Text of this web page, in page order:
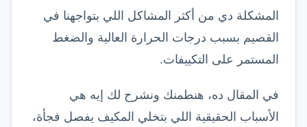
المشكلة دي من أكثر المشاكل اللي بتواجهنا في
القصيم بسبب درجات الحرارة العالية والضغط
المستمر على التكييفات.
في المقال ده، هنطمنك ونشرح لك إيه هي
الأسباب الحقيقية اللي بتخلي المكيف يفصل فجأة،